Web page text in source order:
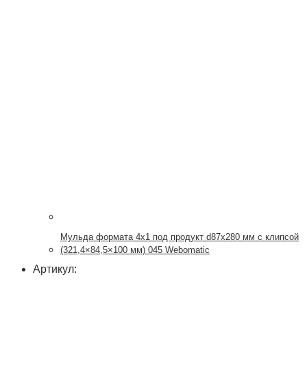
Мульда формата 4х1 под продукт d87x280 мм с клипсой
(321,4×84,5×100 мм) 045 Webomatic
Артикул: